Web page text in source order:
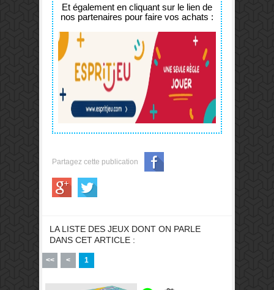
Et également en cliquant sur le lien de
nos partenaires pour faire vos achats :
Partagez cette publication
LA LISTE DES JEUX DONT ON PARLE
DANS CET ARTICLE :
<< < 1